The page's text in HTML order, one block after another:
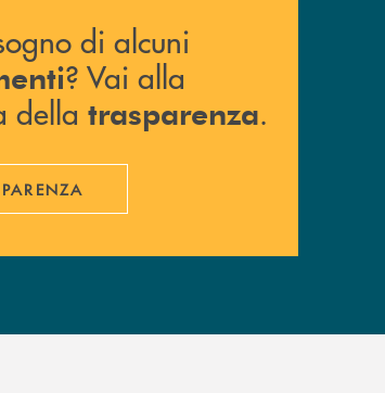
di alcuni
? Vai alla
della trasparenza.